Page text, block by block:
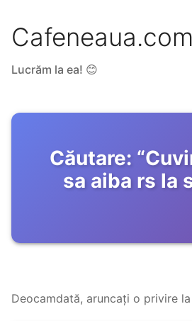
Cafeneaua.com
Lucrăm la ea! 😊
Căutare: “
sa aiba rs la
Deocamdată, aruncați o privire la